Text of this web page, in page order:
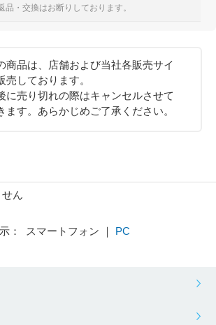
品・交換はお断りしております。
商品は、店舗および当社各販売サイ
売しております。
に売り切れの際はキャンセルさせて
ます。あらかじめご了承ください。
ん
： スマートフォン ｜ PC